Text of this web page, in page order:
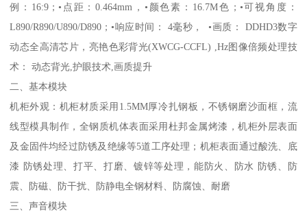
例：16:9；•点距：0.464mm，•颜色素：16.7M色；•可视角度：
L890/R890/U890/D890；•响应时间： 4毫秒， •画质： DDHD3数字
动态全高清芯片，亮艳色彩背光(XWCG-CCFL) ,Hz图像倍频处理技
术： 动态背光,护眼技术,画质提升
二、基本模块
机柜外观：机柜材质采用1.5MM厚冷扎钢板，不锈钢磨沙面框，流
线型模具制作，全钢质机体表面采用杜邦金属烤漆，机柜外层表面
及金固件均经过防锈及绝缘等5道工序处理；机柜表面通过酸洗、底
漆 防锈处理、打平、打磨、镀锌等处理，能防火、防水 防锈、防
震、防磁、防干扰、防静电全钢材料、防腐蚀、耐磨
三、声音模块